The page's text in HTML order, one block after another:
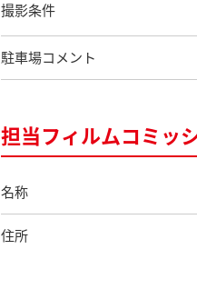
撮影条件
駐車場コメント
担当フィルムコミッ
名称
住所